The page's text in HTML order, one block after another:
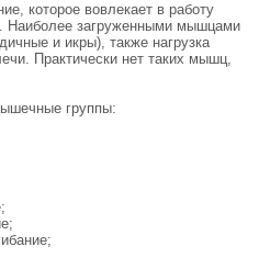
которое вовлекает в работу
Наиболее загруженными мышцами
и икры), также нагрузка
Практически нет таких мышц,
группы: